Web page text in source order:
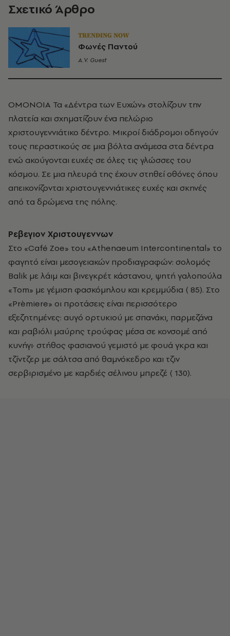
Σχετικό Άρθρο
TRENDING NOW
Φωνές Παντού
A.V. Guest
OMONOIA Τα «Δέντρα των Eυχών» στολίζουν την
πλατεία και σχηματίζουν ένα πελώριο
χριστουγεννιάτικο δέντρο. Mικροί διάδρομοι οδηγούν
τους περαστικούς σε μια βόλτα ανάμεσα στα δέντρα
ενώ ακούγονται ευχές σε όλες τις γλώσσες του
κόσμου. Σε μια πλευρά της έχουν στηθεί οθόνες όπου
απεικονίζονται χριστουγεννιάτικες ευχές και σκηνές
από τα δρώμενα της πόλης.
Pεβεγιον Xριστουγεννων
Στο «Café Zoe» του «Athenaeum Intercontinental» το
φαγητό είναι μεσογειακών προδιαγραφών: σολομός
Βalik με λάιμ και βινεγκρέτ κάστανου, ψητή γαλοπούλα
«Tom» με γέμιση φασκόμηλου και κρεμμύδια (­ 85). Στο
«Prèmiere» οι προτάσεις είναι περισσότερο
εξεζητημένες: αυγό ορτυκιού με σπανάκι, παρμεζάνα
και ραβιόλι μαύρης τρούφας μέσα σε κονσομέ από
κυνήγι· στήθος φασιανού γεμιστό με φουά γκρα και
τζίντζερ με σάλτσα από θαμνόκεδρο και τζιν
σερβιρισμένο με καρδιές σέλινου μπρεζέ (­ 130).